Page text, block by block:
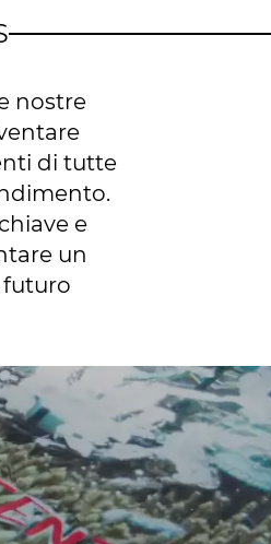
nostre
di tutte
e
un
futuro